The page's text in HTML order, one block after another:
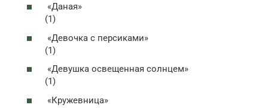
«Даная»
(1)
«Девочка с персиками»
(1)
«Девушка освещенная солнцем»
(1)
«Кружевница»